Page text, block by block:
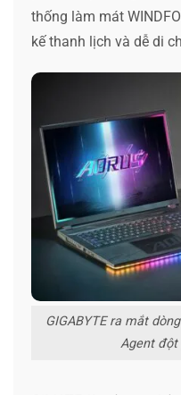
thống làm mát
kế thanh lịch và dễ di
GIGABYTE ra mắt
Agent đột